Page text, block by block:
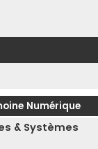
Numérique
& Systèmes